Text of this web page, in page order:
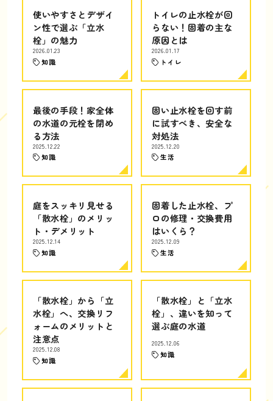
使いやすさとデザイ
ン性で選ぶ「立水
栓」の魅力
2026.01.23
知識
トイレの止水栓が回
らない！固着の主な
原因とは
2026.01.17
トイレ
最後の手段！家全体
の水道の元栓を閉め
る方法
2025.12.22
知識
固い止水栓を回す前
に試すべき、安全な
対処法
2025.12.20
生活
庭をスッキリ見せる
「散水栓」のメリッ
ト・デメリット
2025.12.14
知識
固着した止水栓、プ
ロの修理・交換費用
はいくら？
2025.12.09
生活
「散水栓」から「立
水栓」へ、交換リフ
ォームのメリットと
注意点
2025.12.08
知識
「散水栓」と「立水
栓」、違いを知って
選ぶ庭の水道
2025.12.06
知識